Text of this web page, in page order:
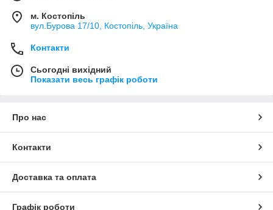
м. Костопіль
вул.Бурова 17/10, Костопіль, Україна
Контакти
Сьогодні вихідний
Показати весь графік роботи
Про нас
Контакти
Доставка та оплата
Графік роботи